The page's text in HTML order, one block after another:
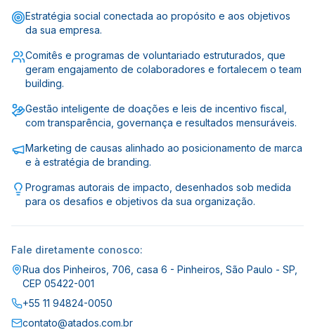
Estratégia social conectada ao propósito e aos objetivos
da sua empresa.
Comitês e programas de voluntariado estruturados, que
geram engajamento de colaboradores e fortalecem o team
building.
Gestão inteligente de doações e leis de incentivo fiscal,
com transparência, governança e resultados mensuráveis.
Marketing de causas alinhado ao posicionamento de marca
e à estratégia de branding.
Programas autorais de impacto, desenhados sob medida
para os desafios e objetivos da sua organização.
Fale diretamente conosco:
Rua dos Pinheiros, 706, casa 6 - Pinheiros, São Paulo - SP,
CEP 05422-001
+55 11 94824-0050
contato@atados.com.br